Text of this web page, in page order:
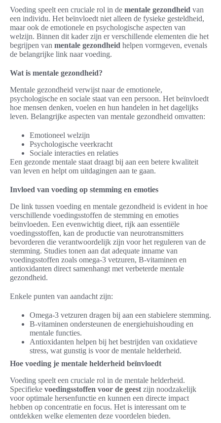
Voeding speelt een cruciale rol in de mentale gezondheid van
een individu. Het beïnvloedt niet alleen de fysieke gesteldheid,
maar ook de emotionele en psychologische aspecten van
welzijn. Binnen dit kader zijn er verschillende elementen die het
begrijpen van mentale gezondheid helpen vormgeven, evenals
de belangrijke link naar voeding.
Wat is mentale gezondheid?
Mentale gezondheid verwijst naar de emotionele,
psychologische en sociale staat van een persoon. Het beïnvloedt
hoe mensen denken, voelen en hun handelen in het dagelijks
leven. Belangrijke aspecten van mentale gezondheid omvatten:
Emotioneel welzijn
Psychologische veerkracht
Sociale interacties en relaties
Een gezonde mentale staat draagt bij aan een betere kwaliteit
van leven en helpt om uitdagingen aan te gaan.
Invloed van voeding op stemming en emoties
De link tussen voeding en mentale gezondheid is evident in hoe
verschillende voedingsstoffen de stemming en emoties
beïnvloeden. Een evenwichtig dieet, rijk aan essentiële
voedingsstoffen, kan de productie van neurotransmitters
bevorderen die verantwoordelijk zijn voor het reguleren van de
stemming. Studies tonen aan dat adequate inname van
voedingsstoffen zoals omega-3 vetzuren, B-vitaminen en
antioxidanten direct samenhangt met verbeterde mentale
gezondheid.
Enkele punten van aandacht zijn:
Omega-3 vetzuren dragen bij aan een stabielere stemming.
B-vitaminen ondersteunen de energiehuishouding en
mentale functies.
Antioxidanten helpen bij het bestrijden van oxidatieve
stress, wat gunstig is voor de mentale helderheid.
Hoe voeding je mentale helderheid beïnvloedt
Voeding speelt een cruciale rol in de mentale helderheid.
Specifieke voedingsstoffen voor de geest zijn noodzakelijk
voor optimale hersenfunctie en kunnen een directe impact
hebben op concentratie en focus. Het is interessant om te
ontdekken welke elementen deze voordelen bieden.